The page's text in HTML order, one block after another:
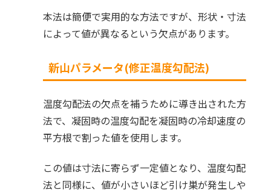
本法は簡便で実用的な方法ですが、形状・寸法
によって値が異なるという欠点があります。
新山パラメータ(修正温度勾配法)
温度勾配法の欠点を補うために導き出された方
法で、凝固時の温度勾配を凝固時の冷却速度の
平方根で割った値を使用します。
この値は寸法に寄らず一定値となり、温度勾配
法と同様に、値が小さいほど引け巣が発生しや